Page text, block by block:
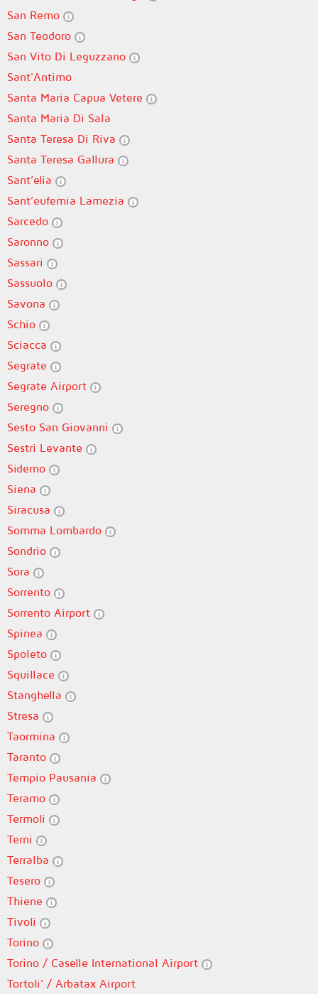
San Remo
San Teodoro
San Vito Di Leguzzano
Sant'Antimo
Santa Maria Capua Vetere
Santa Maria Di Sala
Santa Teresa Di Riva
Santa Teresa Gallura
Sant’elia
Sant’eufemia Lamezia
Sarcedo
Saronno
Sassari
Sassuolo
Savona
Schio
Sciacca
Segrate
Segrate Airport
Seregno
Sesto San Giovanni
Sestri Levante
Siderno
Siena
Siracusa
Somma Lombardo
Sondrio
Sora
Sorrento
Sorrento Airport
Spinea
Spoleto
Squillace
Stanghella
Stresa
Taormina
Taranto
Tempio Pausania
Teramo
Termoli
Terni
Terralba
Tesero
Thiene
Tivoli
Torino
Torino / Caselle International Airport
Tortoli' / Arbatax Airport